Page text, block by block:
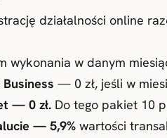
działalności online
w danym
— 0 zł, jeśli w
— 0 zł. Do tego pakiet 10
— 5,9% wartości